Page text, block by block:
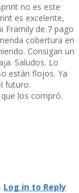
no es este
es excelente,
Framily de 7 pago
cobertura en
Consigan un
Saludos. Lo
están flojos. Ya
futuro.
los compró.
Log in to Reply